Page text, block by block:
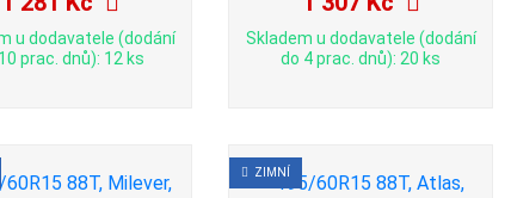
u dodavatele (dodání
prac. dnů): 12 ks
Skladem u dodavatele (dodání
do 4 prac. dnů): 20 ks
ZIMNÍ